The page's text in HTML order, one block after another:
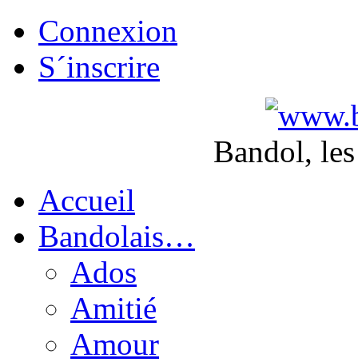
Connexion
S´inscrire
Bandol,
Accueil
Bandolais…
Ados
Amitié
Amour